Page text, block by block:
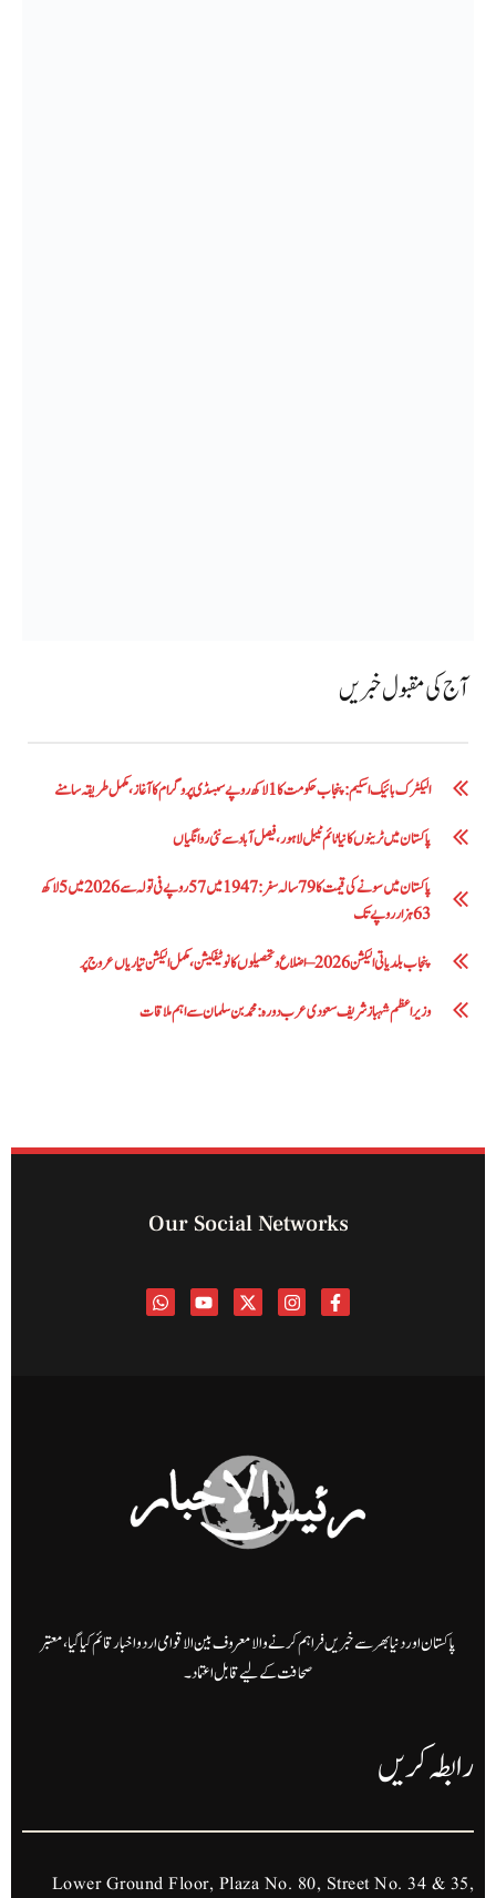
آج کی مقبول خبریں
الیکٹرک بائیک اسکیم: پنجاب حکومت کا1 لاکھ روپے سبسڈی پروگرام کا آغاز ،مکمل طریقہ سامنے
پاکستان میں ٹرینوں کا نیا ٹائم ٹیبل لاہور، فیصل آباد سے نئی روانگیاں
پاکستان میں سونے کی قیمت کا 79 سالہ سفر: 1947 میں 57 روپے فی تولہ سے 2026 میں 5 لاکھ
63 ہزار روپے تک
پنجاب بلدیاتی الیکشن 2026 – اضلاع و تحصیلوں کا نوٹیفکیشن، مکمل الیکشن تیاریاں عروج پر
وزیراعظم شہباز شریف سعودی عرب دورہ: محمد بن سلمان سے اہم ملاقات
Our Social Networks
پاکستان اور دنیا بھر سے خبریں فراہم کرنے والا معروف بین الاقوامی اردو اخبار قائم کیا گیا، معتبر
صحافت کے لیے قابل اعتماد۔
رابطہ کریں
Lower Ground Floor, Plaza No. 80, Street No. 34 & 35,